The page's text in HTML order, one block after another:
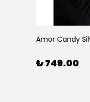
Amor Candy
₺ 749.00